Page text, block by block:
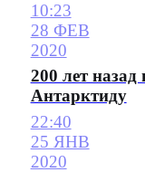
10:23
28 ФЕВ
2020
200 лет назад
Антарктиду
22:40
25 ЯНВ
2020